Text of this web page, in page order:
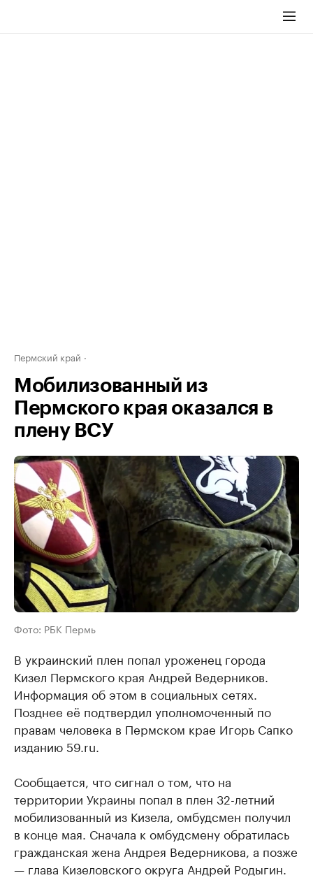
Пермский край
Мобилизованный из
Пермского края оказался в
плену ВСУ
Фото: РБК Пермь
В украинский плен попал уроженец города
Кизел Пермского края Андрей Ведерников.
Информация об этом в социальных сетях.
Позднее её подтвердил уполномоченный по
правам человека в Пермском крае Игорь Сапко
изданию 59.ru.
Сообщается, что сигнал о том, что на
территории Украины попал в плен 32-летний
мобилизованный из Кизела, омбудсмен получил
в конце мая. Сначала к омбудсмену обратилась
гражданская жена Андрея Ведерникова, а позже
— глава Кизеловского округа Андрей Родыгин.